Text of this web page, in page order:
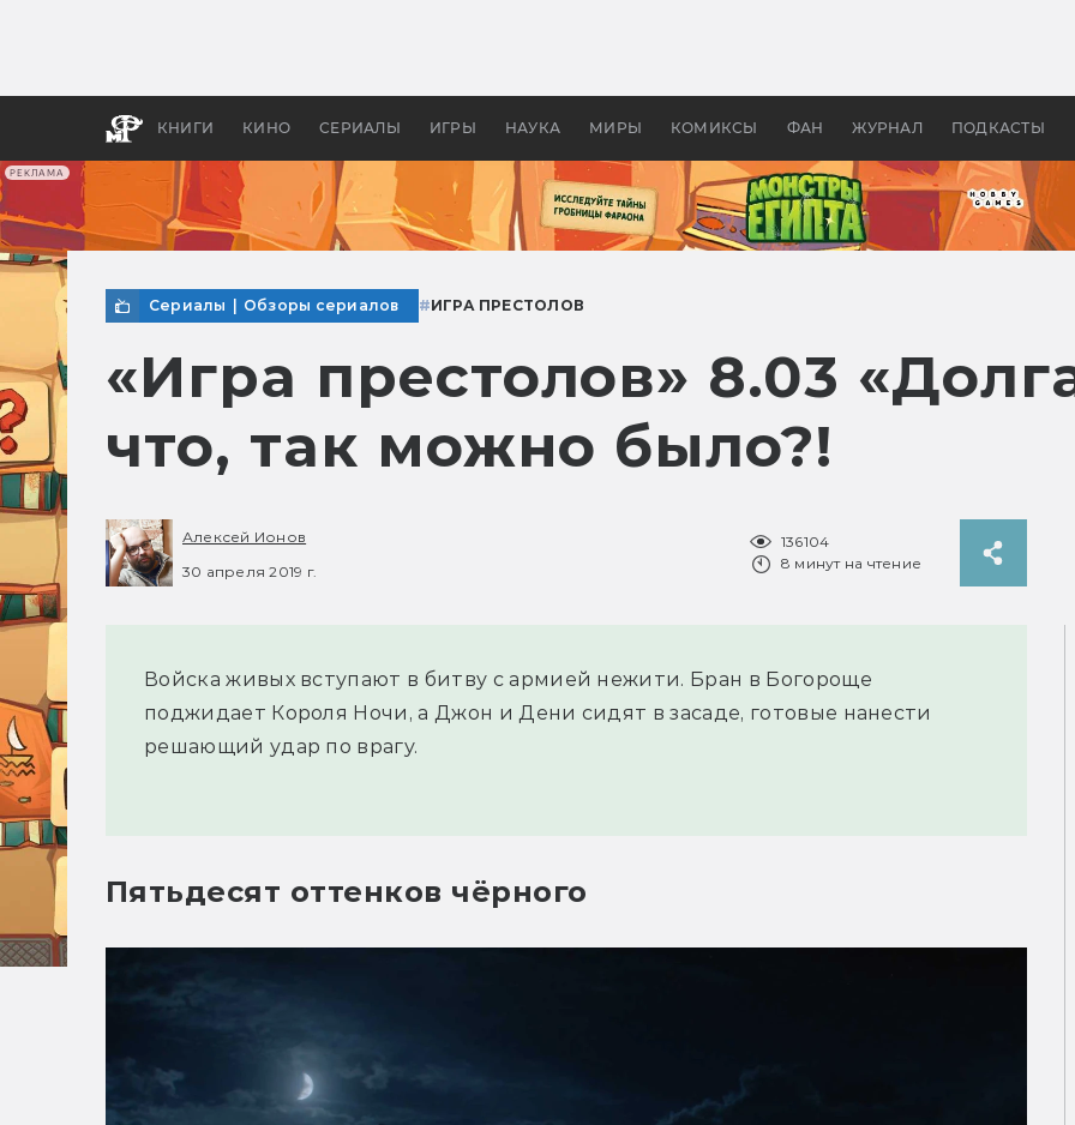
РЕКЛАМА
КНИГИ КИНО СЕРИАЛЫ ИГРЫ НАУКА МИРЫ КОМИКСЫ ФАН ЖУРНАЛ ПОДКАСТЫ
бы «Властелина колец»
Древней Грецией
Сериалы Обзоры сериалов #ИГРА ПРЕСТОЛОВ
«Игра престолов» 8.03
что, так можно было?!
Алексей Ионов
30 апреля 2019 г.
136104
8 минут на чтение
Войска живых вступают в битву с армией нежити. Бран в Богороще
поджидает Короля Ночи, а Джон и Дени сидят в засаде, готовые нанести
решающий удар по врагу.
Пятьдесят оттенков чёрного